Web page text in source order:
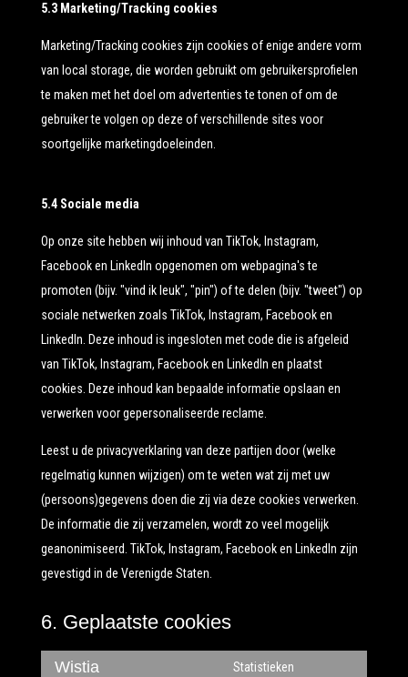
5.3 Marketing/Tracking cookies
Marketing/Tracking cookies zijn cookies of enige andere vorm
van local storage, die worden gebruikt om gebruikersprofielen
te maken met het doel om advertenties te tonen of om de
gebruiker te volgen op deze of verschillende sites voor
soortgelijke marketingdoeleinden.
5.4 Sociale media
Op onze site hebben wij inhoud van TikTok, Instagram,
Facebook en LinkedIn opgenomen om webpagina's te
promoten (bijv. "vind ik leuk", "pin") of te delen (bijv. "tweet") op
sociale netwerken zoals TikTok, Instagram, Facebook en
LinkedIn. Deze inhoud is ingesloten met code die is afgeleid
van TikTok, Instagram, Facebook en LinkedIn en plaatst
cookies. Deze inhoud kan bepaalde informatie opslaan en
verwerken voor gepersonaliseerde reclame.
Leest u de privacyverklaring van deze partijen door (welke
regelmatig kunnen wijzigen) om te weten wat zij met uw
(persoons)gegevens doen die zij via deze cookies verwerken.
De informatie die zij verzamelen, wordt zo veel mogelijk
geanonimiseerd. TikTok, Instagram, Facebook en LinkedIn zijn
gevestigd in de Verenigde Staten.
6. Geplaatste cookies
Wistia Statistieken